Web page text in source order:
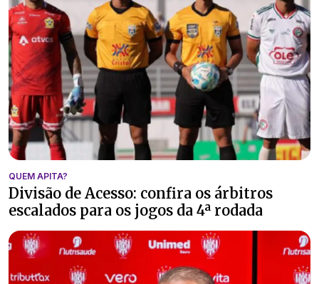
QUEM APITA?
Divisão de Acesso: confira os árbitros
escalados para os jogos da 4ª rodada